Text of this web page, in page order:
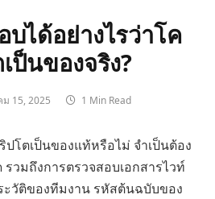
ได้อย่างไรว่าโค
ป็นของจริง?
15, 2025 1 Min Read
ปโตเป็นของแท้หรือไม่ จำเป็นต้อง
รวมถึงการตรวจสอบเอกสารไวท์
ะวัติของทีมงาน รหัสต้นฉบับของ